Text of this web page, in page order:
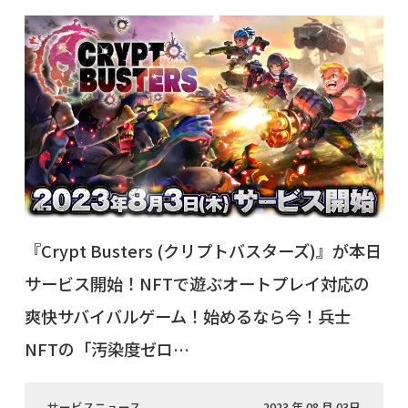
『Crypt Busters (クリプトバスターズ)』が本日
サービス開始！NFTで遊ぶオートプレイ対応の
爽快サバイバルゲーム！始めるなら今！兵士
NFTの「汚染度ゼロ…